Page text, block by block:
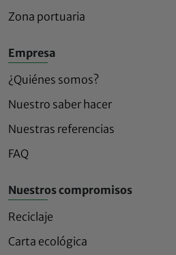
Zona portuaria
Empresa
¿Quiénes somos?
Nuestro saber hacer
Nuestras referencias
FAQ
Nuestros compromisos
Reciclaje
Carta ecológica